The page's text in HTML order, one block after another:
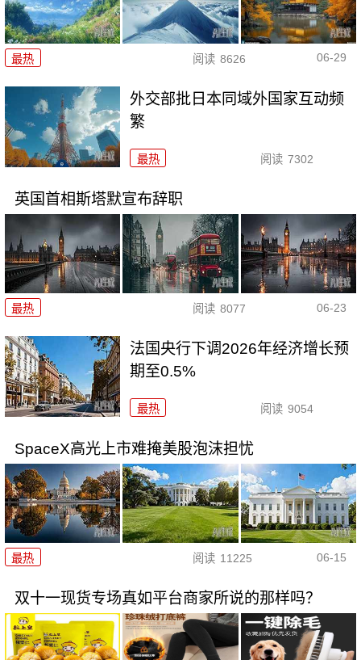
最热 阅读 8626 06-29
外交部批日本同域外国家互动频
繁
最热 阅读 7302
英国首相斯塔默宣布辞职
最热 阅读 8077 06-23
法国央行下调2026年经济增长预
期至0.5%
最热 阅读 9054
SpaceX高光上市难掩美股泡沫担忧
最热 阅读 11225 06-15
双十一现货专场真如平台商家所说的那样吗？